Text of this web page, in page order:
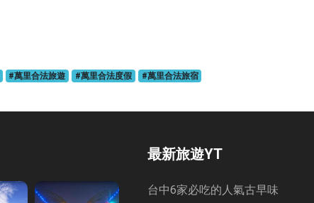
#萬里合法旅遊 #萬里合法度假
#萬里合法旅宿
最新旅遊YT
台中6家必吃的人氣古早味